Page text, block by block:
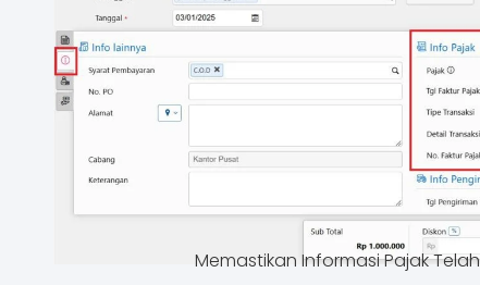
Memastikan Informasi Pajak